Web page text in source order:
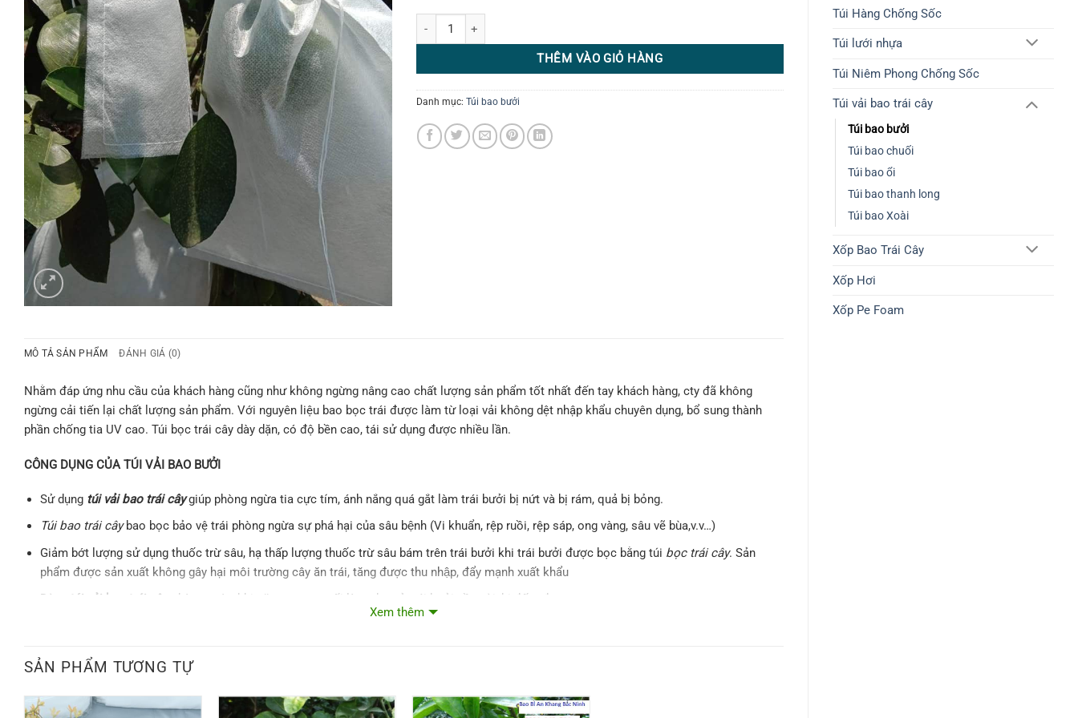
Túi Hàng Chống Sốc
Túi lưới nhựa
Túi Niêm Phong Chống Sốc
Túi vải bao trái cây
Túi bao bưởi
Túi bao chuối
Túi bao ổi
Túi bao thanh long
Túi bao Xoài
Xốp Bao Trái Cây
Xốp Hơi
Xốp Pe Foam
Túi vải bao trái bưởi 40x35 số lượng
THÊM VÀO GIỎ HÀNG
Danh mục: Túi bao bưởi
MÔ TẢ SẢN PHẨM ĐÁNH GIÁ (0)
Nhằm đáp ứng nhu cầu của khách hàng cũng như không ngừng nâng cao chất lượng sản phẩm tốt nhất đến tay khách hàng, cty đã không
ngừng cải tiến lại chất lượng sản phẩm. Với nguyên liệu bao bọc trái được làm từ loại vải không dệt nhập khẩu chuyên dụng, bổ sung thành
phần chống tia UV cao. Túi bọc trái cây dày dặn, có độ bền cao, tái sử dụng được nhiều lần.
CÔNG DỤNG CỦA TÚI VẢI BAO BƯỞI
Sử dụng túi vải bao trái câygiúp phòng ngừa tia cực tím, ánh nắng quá gắt làm trái bưởi bị nứt và bị rám, quả bị bỏng.
Túi bao trái câybao bọc bảo vệ trái phòng ngừa sự phá hại của sâu bệnh (Vi khuẩn, rệp ruồi, rệp sáp, ong vàng, sâu vẽ bùa,v.v…)
Giảm bớt lượng sử dụng thuốc trừ sâu, hạ thấp lượng thuốc trừ sâu bám trên trái bưởi khi trái bưởi được bọc bằng túi bọc trái cây. Sản
phẩm được sản xuất không gây hại môi trường cây ăn trái, tăng được thu nhập, đẩy mạnh xuất khẩu
Dùng
túi vải bao trái cây
phòng ngừa khi gặp sương muối làm cho vỏ trái bưởi sần sùi, bị đốm đen
CẤU TẠO CỦA TÚI VẢI BAO BƯỞI
Túibọc trái câycó kích thước 25 x 30 (Dùng cho nhiều loại bưởi: Bưởi Diễn, bưởi Da Xanh, bưởi Đào, bưởi Đoan Hùng, bưởi Năm Roi…)
Xem thêm
SẢN PHẨM TƯƠNG TỰ